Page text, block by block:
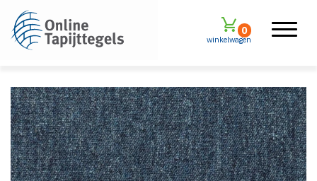
winkelwagen
0